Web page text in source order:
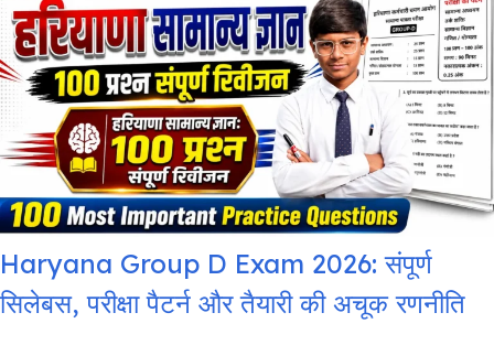
Haryana Group D Exam 2026: संपूर्ण
सिलेबस, परीक्षा पैटर्न और तैयारी की अचूक रणनीति